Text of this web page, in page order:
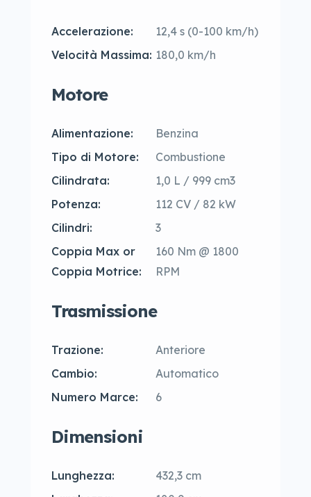
Accelerazione:
12,4 s (0-100 km/h)
Velocità Massima: 180,0 km/h
Motore
Alimentazione:
Benzina
Tipo di Motore:
Combustione
Cilindrata:
1,0 L / 999 cm3
Potenza:
112 CV / 82 kW
Cilindri:
3
Coppia Max or
Coppia Motrice:
160 Nm @ 1800
RPM
Trasmissione
Trazione:
Anteriore
Cambio:
Automatico
Numero Marce:
6
Dimensioni
Lunghezza:
432,3 cm